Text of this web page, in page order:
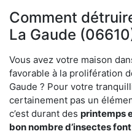
Comment
La Gaude
Vous avez votre maison
favorable à la prolifération
Gaude ? Pour votre
certainement pas un
c’est durant des printemps
bon nombre d’insectes